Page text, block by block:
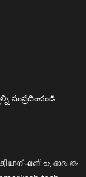
సంప్రదించండి
നിഘണ്ടു.ഭാരതം